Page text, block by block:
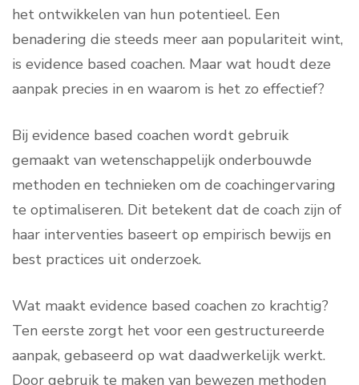
het ontwikkelen van hun potentieel. Een
benadering die steeds meer aan populariteit wint,
is evidence based coachen. Maar wat houdt deze
aanpak precies in en waarom is het zo effectief?
Bij evidence based coachen wordt gebruik
gemaakt van wetenschappelijk onderbouwde
methoden en technieken om de coachingervaring
te optimaliseren. Dit betekent dat de coach zijn of
haar interventies baseert op empirisch bewijs en
best practices uit onderzoek.
Wat maakt evidence based coachen zo krachtig?
Ten eerste zorgt het voor een gestructureerde
aanpak, gebaseerd op wat daadwerkelijk werkt.
Door gebruik te maken van bewezen methoden